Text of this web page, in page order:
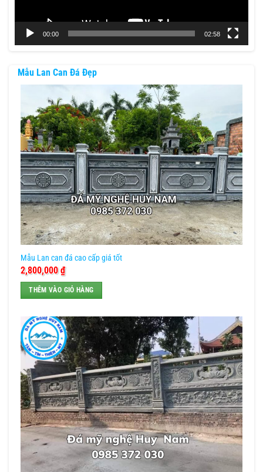
00:00 02:58
Mẫu Lan Can Đá Đẹp
Mẫu Lan can đá cao cấp giá tốt
2,800,000₫
THÊM VÀO GIỎ HÀNG